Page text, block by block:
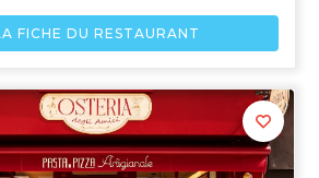
FICHE DU RESTAURANT